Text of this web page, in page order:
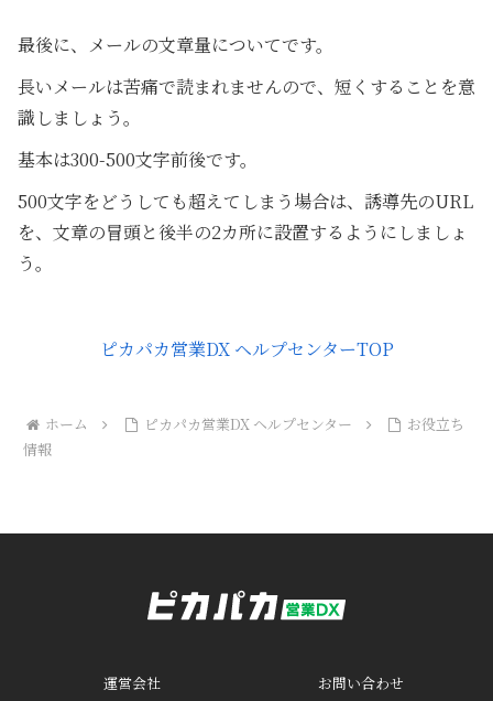
最後に、メールの文章量についてです。
長いメールは苦痛で読まれませんので、短くすることを意
識しましょう。
基本は300-500文字前後です。
500文字をどうしても超えてしまう場合は、誘導先のURL
を、文章の冒頭と後半の2カ所に設置するようにしましょ
う。
ピカパカ営業DX ヘルプセンターTOP
ホーム ピカパカ営業DX ヘルプセンター
お役立ち
情報
運営会社 お問い合わせ